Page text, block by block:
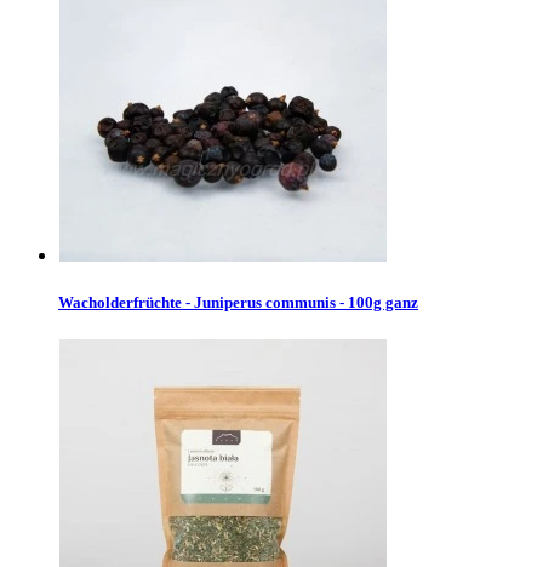
Wacholderfrüchte - Juniperus communis - 100g ganz